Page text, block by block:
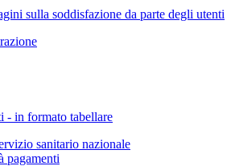
sulla soddisfazione da parte degli utenti
- in formato tabellare
sanitario nazionale
pagamenti